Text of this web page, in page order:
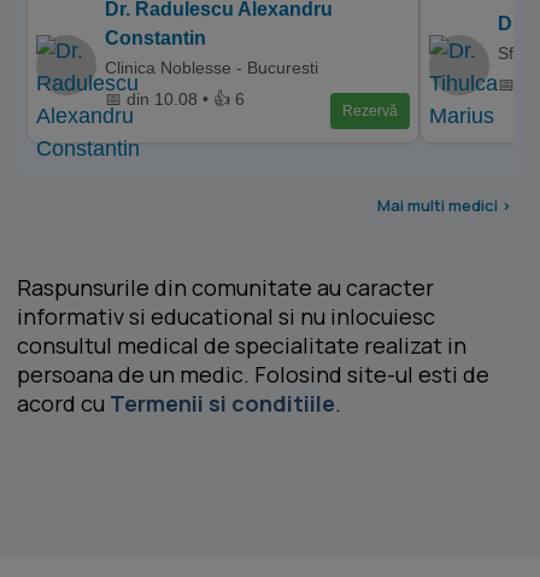
Dr. Radulescu Alexandru
Constantin
Clinica Noblesse - Bucuresti
📅 din 10.08 • 👍 6
Rezervă
Dr.
📅
Mai multi medici >
Raspunsurile din comunitate au caracter
informativ si educational si nu inlocuiesc
consultul medical de specialitate realizat in
persoana de un medic. Folosind site-ul esti de
acord cu Termenii si conditiile.